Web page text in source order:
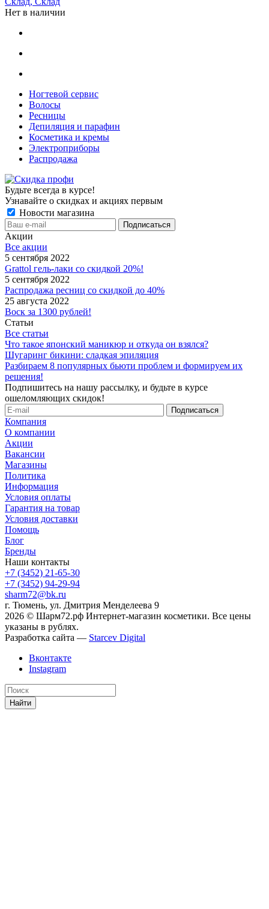
Нет в наличии
Ногтевой сервис
Волосы
Ресницы
Депиляция и парафин
Косметика и кремы
Электроприборы
Распродажа
Будьте всегда в курсе!
Узнавайте о скидках и акциях первым
Новости магазина
Акции
Все акции
5 сентября 2022
Grattol гель-лаки со скидкой 20%!
5 сентября 2022
Распродажа ресниц со скидкой до 40%
25 августа 2022
Воск за 1300 рублей!
Статьи
Все статьи
Что такое японский маникюр и откуда он взялся?
Шугаринг бикини: сладкая эпиляция
Разбираем 8 популярных бьюти проблем и формируем их
решения!
Подпишитесь на нашу рассылку, и будьте в курсе
ошеломляющих скидок!
Компания
О компании
Акции
Вакансии
Магазины
Политика
Информация
Условия оплаты
Гарантия на товар
Условия доставки
Помощь
Блог
Бренды
Наши контакты
+7 (3452) 21-65-30
+7 (3452) 94-29-94
sharm72@bk.ru
г. Тюмень, ул. Дмитрия Менделеева 9
2026 © Шарм72.рф Интернет-магазин косметики. Все цены
указаны в рублях.
Разработка сайта — Starcev Digital
Вконтакте
Instagram
Найти